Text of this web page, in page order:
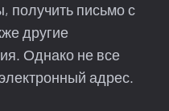
получить письмо с
другие
Однако не все
адрес.